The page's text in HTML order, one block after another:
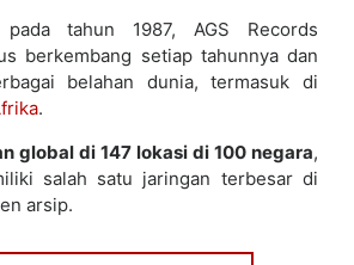
tahun 1987, AGS Records
berkembang setiap tahunnya dan
belahan dunia, termasuk di
.
global di 147 lokasi di 100 negara,
salah satu jaringan terbesar di
arsip.